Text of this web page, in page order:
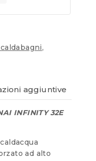
,
aggiuntive
INFINITY 32E
ad alto